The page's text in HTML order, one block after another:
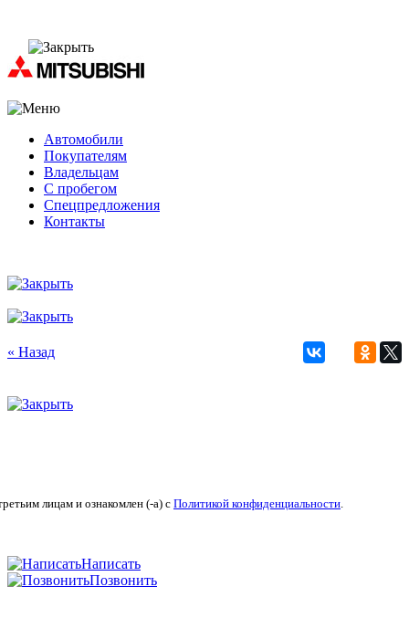
Автомобили
Покупателям
Владельцам
С пробегом
Спецпредложения
Контакты
« Назад
лицам и ознакомлен (-а) cПолитикой конфиденциальности.
Написать
Позвонить